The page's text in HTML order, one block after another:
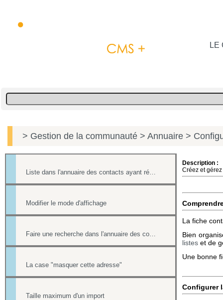
LE
> Gestion de la communauté > Annuaire >
Liste dans l'annuaire des contacts ayant répondu à un formulaire
Modifier le mode d'affichage
Faire une recherche dans l'annuaire des contacts
La case "masquer cette adresse"
Taille maximum d'un import
Description :
Créez et
La fiche
Bien
listeset de
Une bonne
Configurer